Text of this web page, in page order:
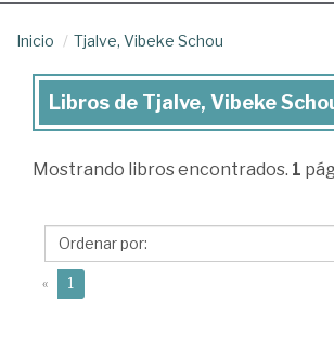
Inicio Tjalve, Vibeke Schou
Libros
Tjalve,
Schou
Libros de Tjalve, Vibeke
Mostrando libros encontrados. 1
« 1